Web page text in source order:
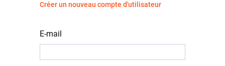
Créer un nouveau compte d'utilisateur
E-mail